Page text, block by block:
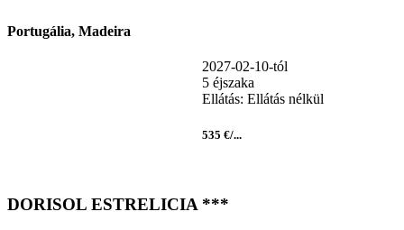
Portugália, Madeira
2027-02-10-tól
5 éjszaka
Ellátás: Ellátás nélkül
535 €/...
DORISOL ESTRELICIA ***